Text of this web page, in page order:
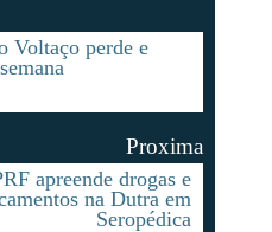
Voltaço perde e
Proxima
apreende drogas e
na Dutra em
Seropédica